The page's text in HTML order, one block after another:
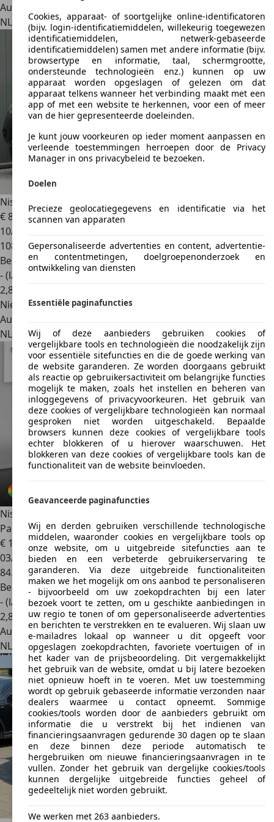
Autobedrijf
NL 8647 SGSibrandabuorren
Nissan Murano
3.5 V6 Pano Leder Camera Navi Cruise
€ 8.940
10/2010
108.994 km
Benzine
- (l/100 km)
2,8
Nieuw
Autobedrijf
NL 3641 SB
Mijdrecht
Nissan Qashqai
Panorama dak |
€ 13.945
03/2017
84.340 km
Benzine
- (l/100 km)
2,8
Autobedrijf
NL 5741 SXBeek En Donk
Cookies, apparaat- of soortgelijke online-identificatoren
(bijv. login-identificatiemiddelen, willekeurig toegewezen
identificatiemiddelen, netwerk-gebaseerde
identificatiemiddelen) samen met andere informatie (bijv.
browsertype en informatie, taal, schermgrootte,
ondersteunde technologieën enz.) kunnen op uw
apparaat worden opgeslagen of gelezen om dat
apparaat telkens wanneer het verbinding maakt met een
app of met een website te herkennen, voor een of meer
van de hier gepresenteerde doeleinden.
Je kunt jouw voorkeuren op ieder moment aanpassen en
verleende toestemmingen herroepen door de Privacy
Manager in ons privacybeleid te bezoeken.
Doelen
Precieze geolocatiegegevens en identificatie via het
scannen van apparaten
Gepersonaliseerde advertenties en content, advertentie-
en contentmetingen, doelgroepenonderzoek en
ontwikkeling van diensten
Essentiële paginafuncties
Wij of deze aanbieders gebruiken cookies of
vergelijkbare tools en technologieën die noodzakelijk zijn
voor essentiële sitefuncties en die de goede werking van
de website garanderen. Ze worden doorgaans gebruikt
als reactie op gebruikersactiviteit om belangrijke functies
mogelijk te maken, zoals het instellen en beheren van
inloggegevens of privacyvoorkeuren. Het gebruik van
deze cookies of vergelijkbare technologieën kan normaal
gesproken niet worden uitgeschakeld. Bepaalde
browsers kunnen deze cookies of vergelijkbare tools
echter blokkeren of u hierover waarschuwen. Het
blokkeren van deze cookies of vergelijkbare tools kan de
functionaliteit van de website beïnvloeden.
Geavanceerde paginafuncties
Wij en derden gebruiken verschillende technologische
middelen, waaronder cookies en vergelijkbare tools op
onze website, om u uitgebreide sitefuncties aan te
bieden en een verbeterde gebruikerservaring te
garanderen. Via deze uitgebreide functionaliteiten
maken we het mogelijk om ons aanbod te personaliseren
- bijvoorbeeld om uw zoekopdrachten bij een later
bezoek voort te zetten, om u geschikte aanbiedingen in
uw regio te tonen of om gepersonaliseerde advertenties
en berichten te verstrekken en te evalueren. Wij slaan uw
e-mailadres lokaal op wanneer u dit opgeeft voor
opgeslagen zoekopdrachten, favoriete voertuigen of in
het kader van de prijsbeoordeling. Dit vergemakkelijkt
het gebruik van de website, omdat u bij latere bezoeken
niet opnieuw hoeft in te voeren. Met uw toestemming
wordt op gebruik gebaseerde informatie verzonden naar
dealers waarmee u contact opneemt. Sommige
cookies/tools worden door de aanbieders gebruikt om
informatie die u verstrekt bij het indienen van
financieringsaanvragen gedurende 30 dagen op te slaan
en deze binnen deze periode automatisch te
hergebruiken om nieuwe financieringsaanvragen in te
vullen. Zonder het gebruik van dergelijke cookies/tools
kunnen dergelijke uitgebreide functies geheel of
gedeeltelijk niet worden gebruikt.
We werken met 263 aanbieders.